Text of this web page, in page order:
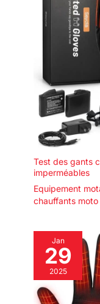
Test des gants
imperméables
Equipement
chauffants moto
Jan
29
2025